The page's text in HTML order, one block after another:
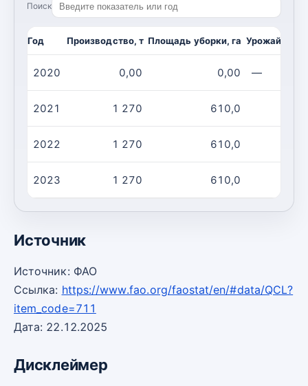
Поиск
Год Производство, т Площадь уборки, га
2020 0,00 0,00 —
2021 1 270 610,0
2022 1 270 610,0
2023 1 270 610,0
Источник
Источник: ФАО
Ссылка: https://www.fao.org/faostat/en/#data/QCL?
item_code=711
Дата: 22.12.2025
Дисклеймер